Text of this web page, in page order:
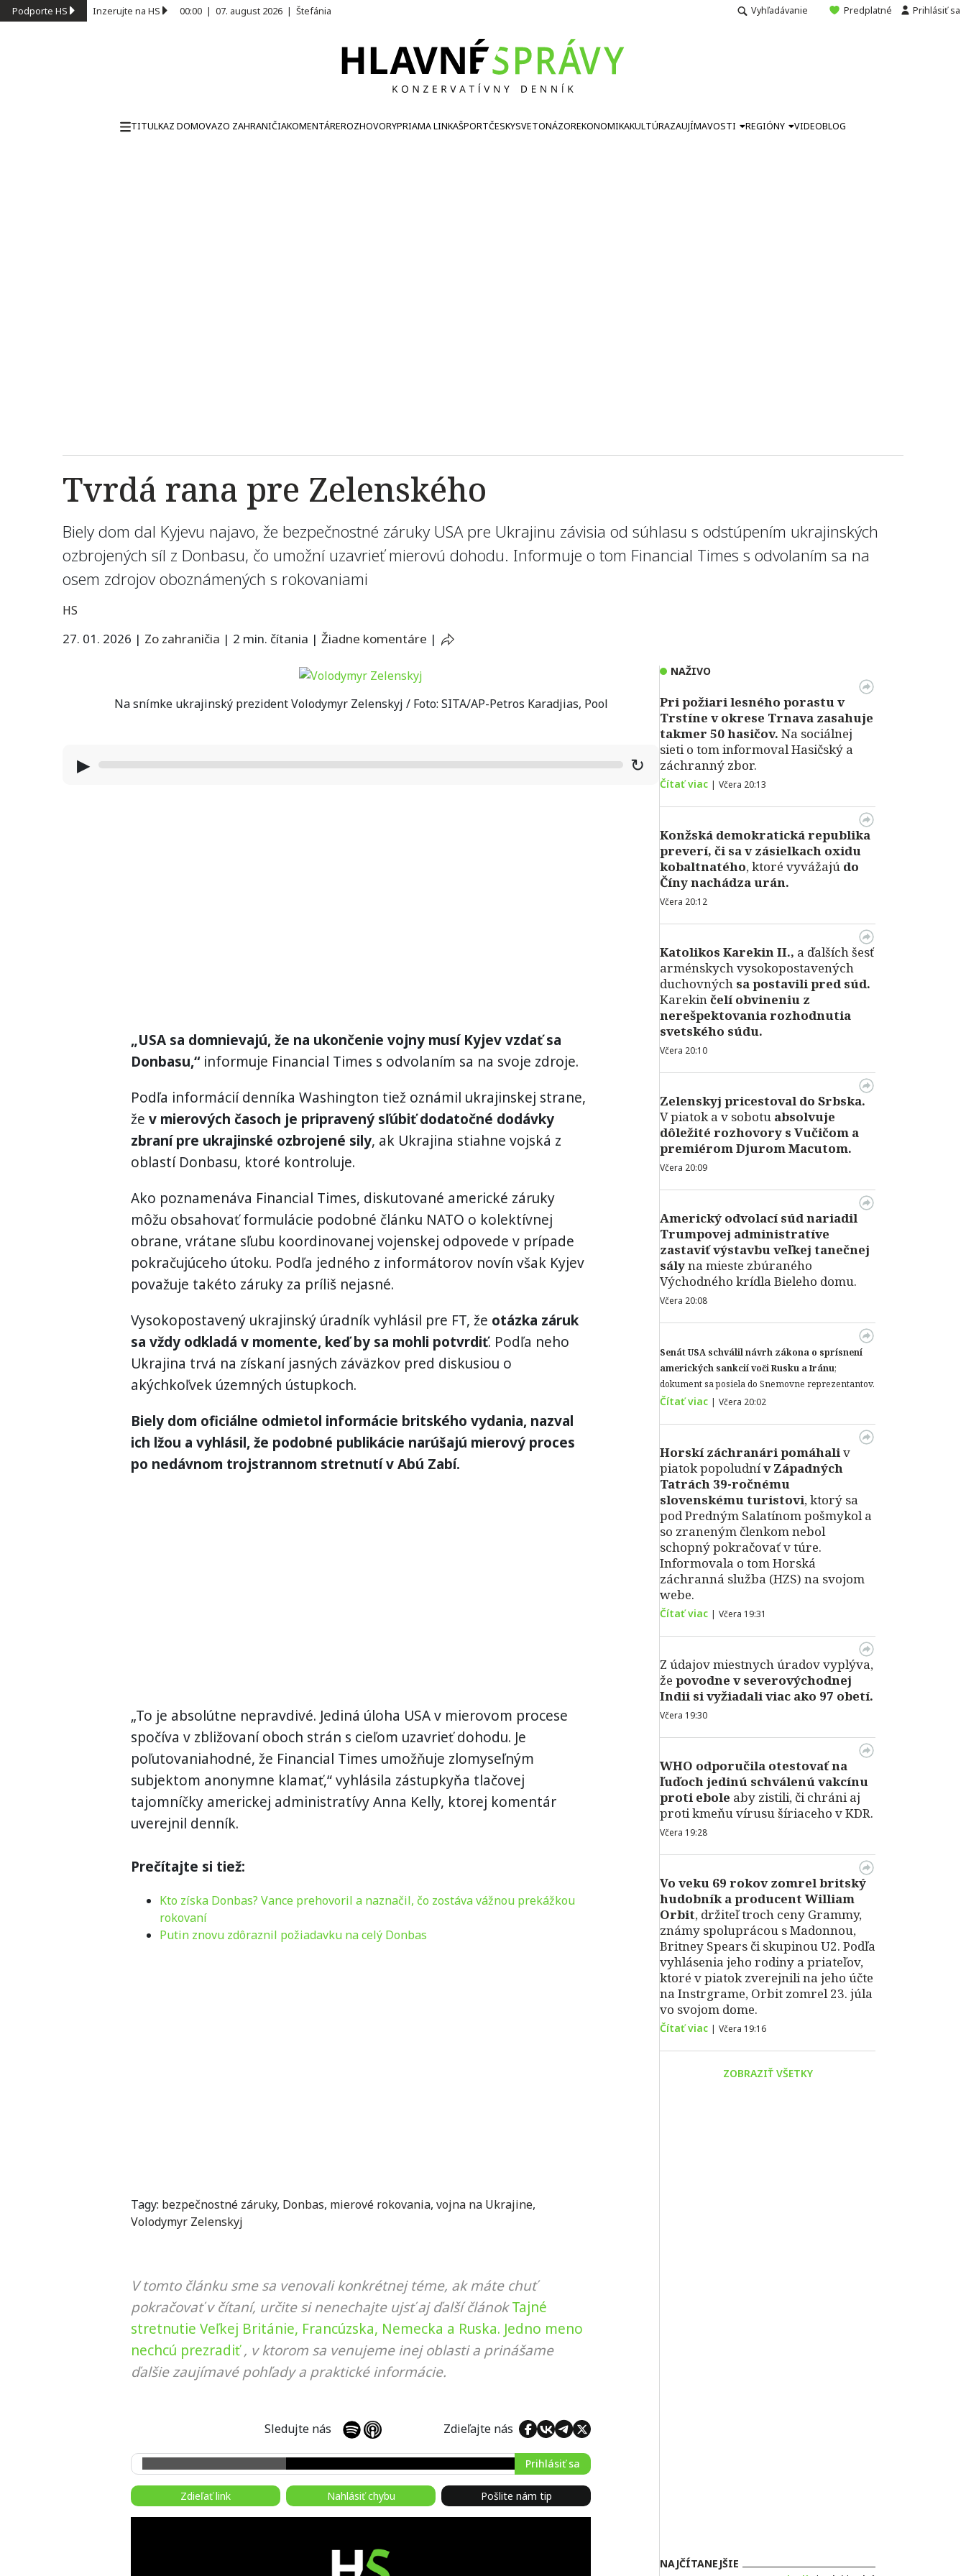
Podporte HS Inzerujte na HS 00:00 | 07. august 2026 | Štefánia Vyhľadávanie Predplatné Prihlásiť sa
TITULKAZ DOMOVAZO ZAHRANIČIAKOMENTÁREROZHOVORYPRIAMA LINKAŠPORTČESKYSVETONÁZOREKONOMIKAKULTÚRAZAUJÍMAVOSTI REGIÓNY VIDEOBLOG
Tvrdá rana pre Zelenského
Biely dom dal Kyjevu najavo, že bezpečnostné záruky USA pre Ukrajinu závisia od súhlasu s odstúpením ukrajinských
ozbrojených síl z Donbasu, čo umožní uzavrieť mierovú dohodu. Informuje o tom Financial Times s odvolaním sa na
osem zdrojov oboznámených s rokovaniami
HS
27. 01. 2026 | Zo zahraničia | 2 min. čítania | Žiadne komentáre |
Na snímke ukrajinský prezident Volodymyr Zelenskyj / Foto: SITA/AP-Petros Karadjias, Pool
▶ ↻
„USA sa domnievajú, že na ukončenie vojny musí Kyjev vzdať sa
Donbasu,“informuje Financial Times s odvolaním sa na svoje zdroje.
Podľa informácií denníka Washington tiež oznámil ukrajinskej strane,
že v mierových časoch je pripravený sľúbiť dodatočné dodávky
zbraní pre ukrajinské ozbrojené sily, ak Ukrajina stiahne vojská z
oblastí Donbasu, ktoré kontroluje.
Ako poznamenáva Financial Times, diskutované americké záruky
môžu obsahovať formulácie podobné článku NATO o kolektívnej
obrane, vrátane sľubu koordinovanej vojenskej odpovede v prípade
pokračujúceho útoku. Podľa jedného z informátorov novín však Kyjev
považuje takéto záruky za príliš nejasné.
Vysokopostavený ukrajinský úradník vyhlásil pre FT, že otázka záruk
sa vždy odkladá v momente, keď by sa mohli potvrdiť. Podľa neho
Ukrajina trvá na získaní jasných záväzkov pred diskusiou o
akýchkoľvek územných ústupkoch.
Biely dom oficiálne odmietol informácie britského vydania, nazval
ich lžou a vyhlásil, že podobné publikácie narúšajú mierový proces
po nedávnom trojstrannom stretnutí v Abú Zabí.
„To je absolútne nepravdivé. Jediná úloha USA v mierovom procese
spočíva v zbližovaní oboch strán s cieľom uzavrieť dohodu. Je
poľutovaniahodné, že Financial Times umožňuje zlomyseľným
subjektom anonymne klamať,“ vyhlásila zástupkyňa tlačovej
tajomníčky americkej administratívy Anna Kelly, ktorej komentár
uverejnil denník.
Prečítajte si tiež:
Kto získa Donbas? Vance prehovoril a naznačil, čo zostáva vážnou prekážkou
rokovaní
Putin znovu zdôraznil požiadavku na celý Donbas
Tagy: bezpečnostné záruky, Donbas, mierové rokovania, vojna na Ukrajine,
Volodymyr Zelenskyj
V tomto článku sme sa venovali konkrétnej téme, ak máte chuť
pokračovať v čítaní, určite si nenechajte ujsť aj ďalší článok Tajné
stretnutie Veľkej Británie, Francúzska, Nemecka a Ruska. Jedno meno
nechcú prezradiť , v ktorom sa venujeme inej oblasti a prinášame
ďalšie zaujímavé pohľady a praktické informácie.
Sledujte nás Zdieľajte nás
Prihlásiť sa
Zdieľať link Nahlásiť chybu Pošlite nám tip
NAŽIVO
Pri požiari lesného porastu v
Trstíne v okrese Trnava zasahuje
takmer 50 hasičov. Na sociálnej
sieti o tom informoval Hasičský a
záchranný zbor.
Čítať viac | Včera 20:13
Konžská demokratická republika
preverí, či sa v zásielkach oxidu
kobaltnatého, ktoré vyvážajú do
Číny nachádza urán.
Včera 20:12
Katolikos Karekin II., a ďalších šesť
arménskych vysokopostavených
duchovných sa postavili pred súd.
Karekinčelí obvineniu z
nerešpektovania rozhodnutia
svetského súdu.
Včera 20:10
Zelenskyj pricestoval do Srbska.
V piatok a v sobotu absolvuje
dôležité rozhovory s Vučičom a
premiérom Djurom Macutom.
Včera 20:09
Americký odvolací súd nariadil
Trumpovej administratíve
zastaviť výstavbu veľkej tanečnej
sályna mieste zbúraného
Východného krídla Bieleho domu.
Včera 20:08
Senát USA schválil návrh zákona o sprísnení
amerických sankcií voči Rusku a Iránu;
dokument sa posiela do Snemovne reprezentantov.
Čítať viac | Včera 20:02
Horskí záchranári pomáhaliv
piatok popoludnív Západných
Tatrách 39-ročnému
slovenskému turistovi, ktorý sa
pod Predným Salatínom pošmykol a
so zraneným členkom nebol
schopný pokračovať v túre.
Informovala o tom Horská
záchranná služba (HZS) na svojom
webe.
Čítať viac | Včera 19:31
Z údajov miestnych úradov vyplýva,
že povodne v severovýchodnej
Indii si vyžiadali viac ako 97 obetí.
Včera 19:30
WHO odporučila otestovať na
ľuďoch jedinú schválenú vakcínu
proti ebole aby zistili, či chráni aj
proti kmeňu vírusu šíriaceho v KDR.
Včera 19:28
Vo veku 69 rokov zomrel britský
hudobník a producent William
Orbit, držiteľ troch ceny Grammy,
známy spoluprácou s Madonnou,
Britney Spears či skupinou U2. Podľa
vyhlásenia jeho rodiny a priateľov,
ktoré v piatok zverejnili na jeho účte
na Instrgrame, Orbit zomrel 23. júla
vo svojom dome.
Čítať viac | Včera 19:16
ZOBRAZIŤ VŠETKY
NAJČÍTANEJŠIE